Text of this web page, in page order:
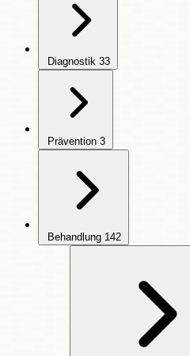
Diagnostik 33
Prävention 3
Behandlung 142